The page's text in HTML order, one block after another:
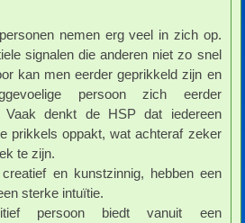
nemen erg veel in zich op.
signalen die anderen niet zo snel
kan men eerder geprikkeld zijn en
persoon zich eerder
denkt de HSP dat iedereen
prikkels oppakt, wat achteraf zeker
te zijn.
en kunstzinnig, hebben een
sterke intuïtie.
persoon biedt vanuit een